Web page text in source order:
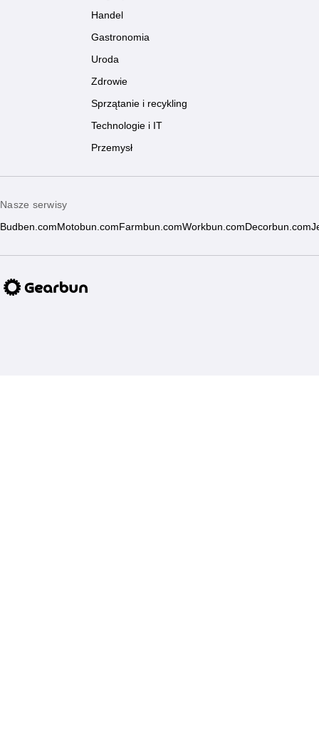
Handel
Gastronomia
Uroda
Zdrowie
Sprzątanie i recykling
Technologie i IT
Przemysł
Nasze serwisy
Budben.com Motobun.com Farmbun.comWorkbun.com Decorbun.com